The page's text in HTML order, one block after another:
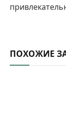
ПОХОЖИЕ